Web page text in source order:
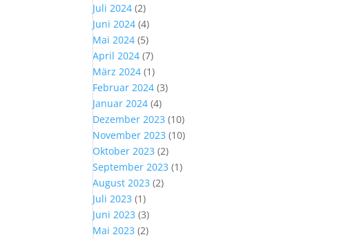
Juli 2024 (2)
Juni 2024 (4)
Mai 2024 (5)
April 2024 (7)
März 2024 (1)
Februar 2024 (3)
Januar 2024 (4)
Dezember 2023 (10)
November 2023 (10)
Oktober 2023 (2)
September 2023 (1)
August 2023 (2)
Juli 2023 (1)
Juni 2023 (3)
Mai 2023 (2)